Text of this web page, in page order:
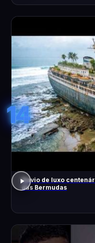
14
Navio de luxo
das Bermudas